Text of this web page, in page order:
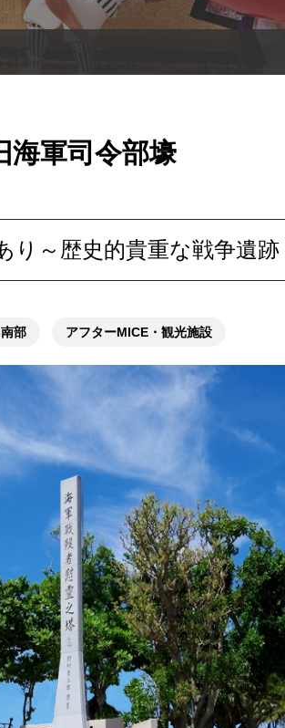
海軍司令部壕
り～歴史的貴重な戦争遺跡
部 アフターMICE・観光施設